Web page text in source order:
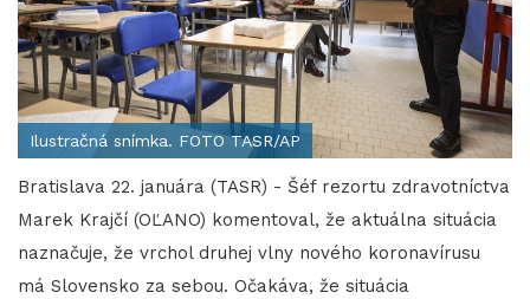
Ilustračná snímka. FOTO TASR/AP
Bratislava 22. januára (TASR) - Šéf rezortu zdravotníctva
Marek Krajčí (OĽANO) komentoval, že aktuálna situácia
naznačuje, že vrchol druhej vlny nového koronavírusu
má Slovensko za sebou. Očakáva, že situácia